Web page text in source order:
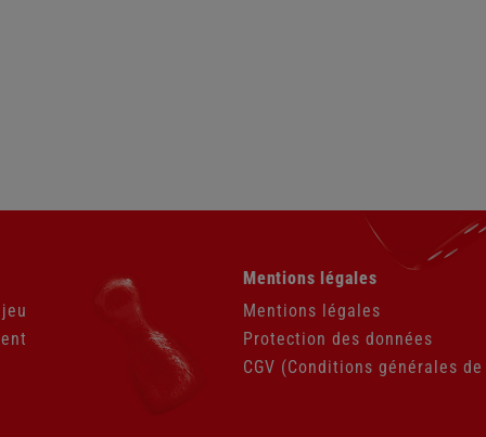
au
Mentions légales
Mentions légales
Protection des données
CGV (Conditions générales